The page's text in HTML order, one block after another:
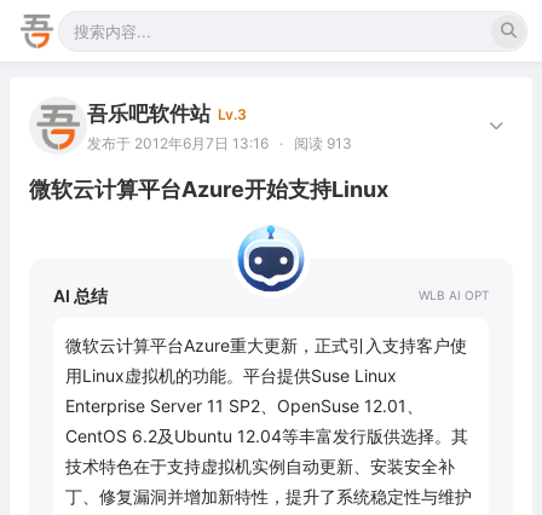
吾乐吧软件站 Lv.3
发布于 2012年6月7日 13:16
· 阅读 913
微软云计算平台Azure开始支持Linux
AI 总结
微软云计算平台Azure重大更新，正式引入支持客户使
用Linux虚拟机的功能。平台提供Suse Linux
Enterprise Server 11 SP2、OpenSuse 12.01、
CentOS 6.2及Ubuntu 12.04等丰富发行版供选择。其
技术特色在于支持虚拟机实例自动更新、安装安全补
丁、修复漏洞并增加新特性，提升了系统稳定性与维护